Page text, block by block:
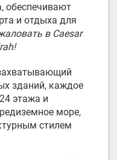
обеспечивают
и отдыха для
в Caesar
зданий, каждое
этажа и
море,
стилем